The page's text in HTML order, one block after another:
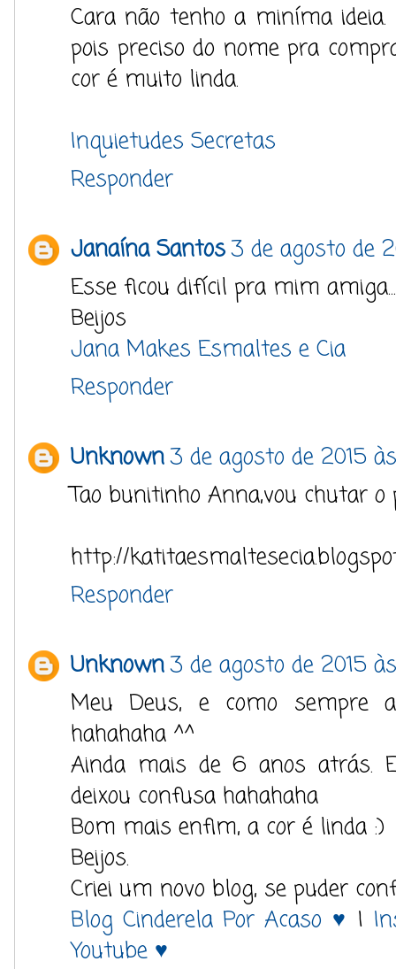
Cara não tenho a miníma
pois preciso do nome pra
cor é muito linda.
Inquietudes Secretas
Responder
Janaína Santos3 de agosto de
Esse ficou difícil pra mim
Beijos
Jana Makes Esmaltes e Cia
Responder
Unknown3 de agosto de 2015 às
Tao bunitinho Anna,vou chutar
http://
Responder
Unknown3 de agosto de 2015 às
Meu Deus, e como sempre
hahahaha ^^
Ainda mais de 6 anos atrás.
deixou confusa hahahaha
Bom mais enfim, a cor é linda :)
Beijos.
Criei um novo blog, se puder
Blog Cinderela Por Acaso ♥ |
Youtube ♥